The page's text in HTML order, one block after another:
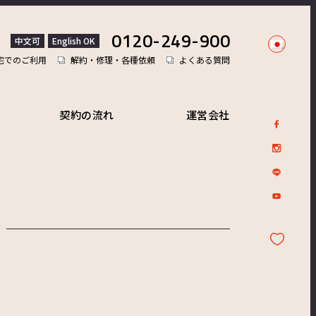
中文可 English OK 0120-249-900
でのご利用 解約・修理・各種依頼 よくある質問
契約の流れ 運営会社